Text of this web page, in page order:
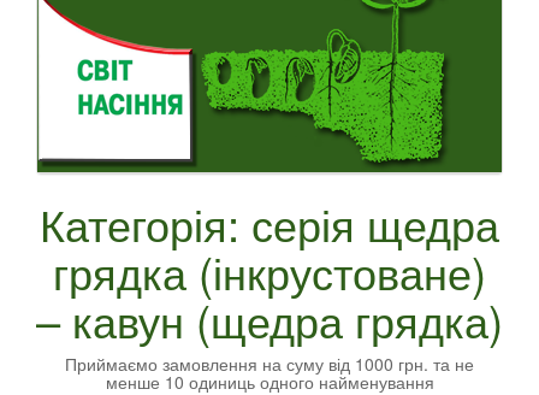
Категорія: серія щедра
грядка (інкрустоване)
– кавун (щедра грядка)
Приймаємо замовлення на суму від 1000 грн. та не
менше 10 одиниць одного найменування